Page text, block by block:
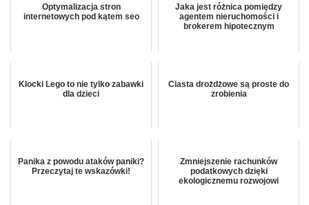
Optymalizacja stron
internetowych pod kątem seo
Jaka jest różnica pomiędzy
agentem nieruchomości i
brokerem hipotecznym
Klocki Lego to nie tylko zabawki
dla dzieci
Ciasta drożdżowe są proste do
zrobienia
Panika z powodu ataków paniki?
Przeczytaj te wskazówki!
Zmniejszenie rachunków
podatkowych dzięki
ekologicznemu rozwojowi